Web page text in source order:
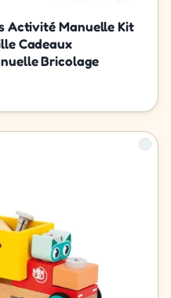
Activité Manuelle Kit
Cadeaux
Bricolage